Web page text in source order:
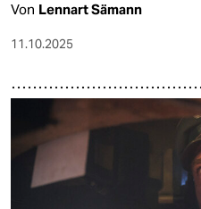
Von Lennart Sämann
11.10.2025